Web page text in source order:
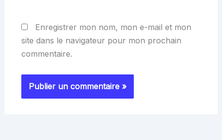
Enregistrer mon nom, mon e-mail et mon
site dans le navigateur pour mon prochain
commentaire.